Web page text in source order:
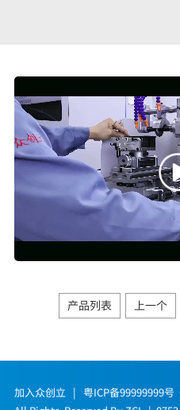
产品列表 上一个
加入众创立| 粤ICP备99999999号